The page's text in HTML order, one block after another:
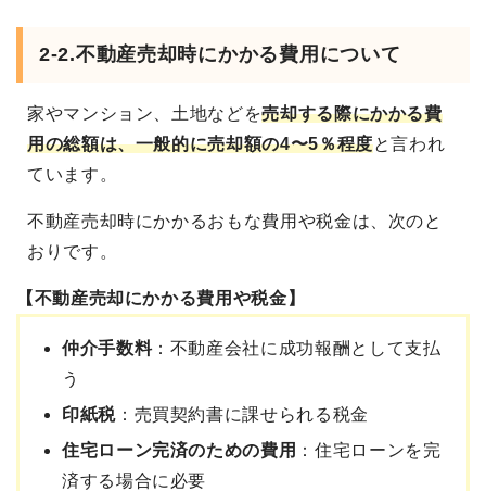
2-2.不動産売却時にかかる費用について
家やマンション、土地などを売却する際にかかる費
用の総額は、一般的に売却額の4〜5％程度と言われ
ています。
不動産売却時にかかるおもな費用や税金は、次のと
おりです。
【不動産売却にかかる費用や税金】
仲介手数料：不動産会社に成功報酬として支払
う
印紙税：売買契約書に課せられる税金
住宅ローン完済のための費用 ：住宅ローンを完
済する場合に必要